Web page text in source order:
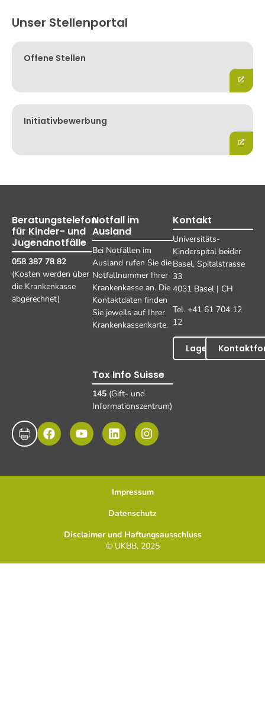
Unser Stellenportal
Offene Stellen
Initiativbewerbung
Beratungstelefon
für Kinder- und
Jugendnotfälle
058 387 78 82
(Kosten werden über
die Krankenkasse
abgerechnet)
Notfall im
Ausland
Bei Notfällen im
Ausland rufen Sie die
Notfallnummer Ihrer
Krankenkasse an. Die
Kontaktdaten finden
Sie jeweils auf Ihrer
Krankenkassenkarte.
Tox Info Suisse
145 (Gift- und
Informationszentrum)
Kontakt
Universitäts-
Kinderspital beider
Basel, Spitalstrasse
33
4031 Basel | CH
Tel. +41 61 704 12
12
Lageplan
© UKBB, 2025
Impressum
Datenschutz
Disclaimer und Haftungsausschluss